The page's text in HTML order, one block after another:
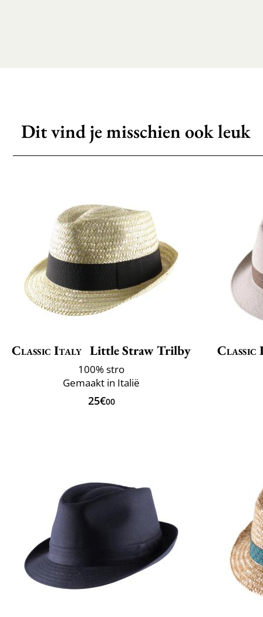
Dit vind je misschien ook leuk
Classic Italy Little Straw Trilby
100% stro
Gemaakt in Italië
25€00